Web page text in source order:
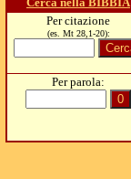
Per citazione
(es. Mt 28,1-20):
Per parola: